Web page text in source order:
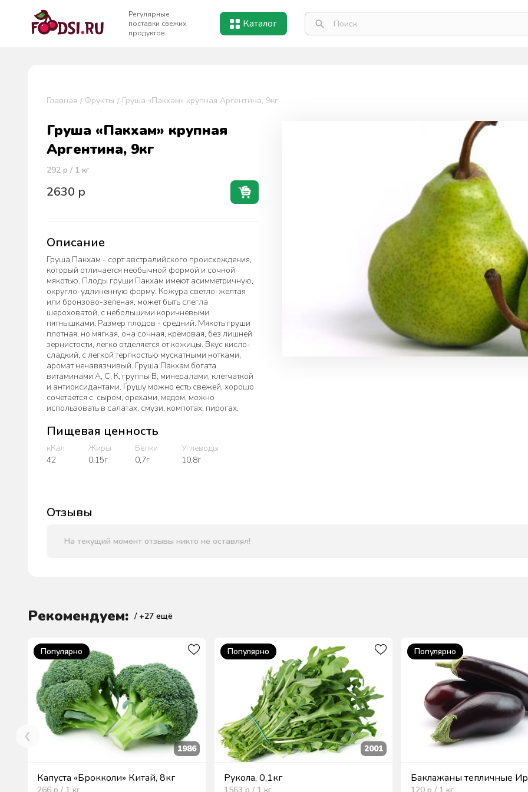
Регулярные
поставки свежих
продуктов
Каталог
Главная Фрукты Груша «Пакхам» крупная Аргентина, 9кг
Груша «Пакхам» крупная
Аргентина, 9кг
292 р / 1 кг
2630 р
Описание
Груша Пакхам - сорт австралийского происхождения,
который отличается необычной формой и сочной
мякотью. Плоды груши Пакхам имеют асимметричную,
округло-удлиненную форму. Кожура светло-желтая
или бронзово-зеленая, может быть слегла
шероховатой, с небольшими коричневыми
пятнышками. Размер плодов - средний. Мякоть груши
плотная, но мягкая, она сочная, кремовая, без лишней
зернистости, легко отделяется от кожицы. Вкус кисло-
сладкий, с легкой терпкостью мускатными нотками,
аромат ненавязчивый. Груша Пакхам богата
витаминами А, С, К, группы В, минералами, клетчаткой
и антиоксидантами. Грушу можно есть свежей, хорошо
сочетается с сыром, орехами, медом, можно
использовать в салатах, смузи, компотах, пирогах.
Пищевая ценность
кКал
42
Жиры
0,15г
Белки
0,7г
Углеводы
10,8г
Отзывы
На текущий момент отзывы никто не оставлял!
Рекомендуем: / +27 ещё
Популярно
1986
Капуста «Брокколи» Китай, 8кг
Популярно
2001
Рукола, 0,1кг
Популярно
Баклажаны тепличные